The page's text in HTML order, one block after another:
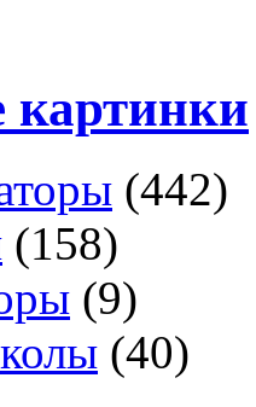
(442)
(158)
(9)
(40)